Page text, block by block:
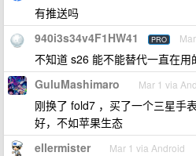
有推送吗
940i3s34v4F1HW41 PRO
不知道 s26 能不能替代一直在用
GuluMashimaro Mar 1 via
刚换了 fold7 ，买了一个三星手
好，不如苹果生态
ellermister Mar 1 via Android